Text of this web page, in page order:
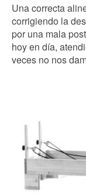
Una correcta
corrigiendo la
por una mala
hoy en día,
veces no nos